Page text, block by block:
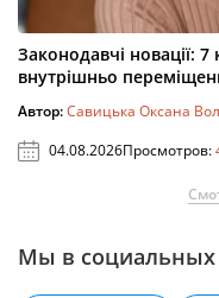
Законодавчі новації:
внутрішньо
Автор:Савицька Оксана
04.08.2026Просмотров:
Мы в социальных